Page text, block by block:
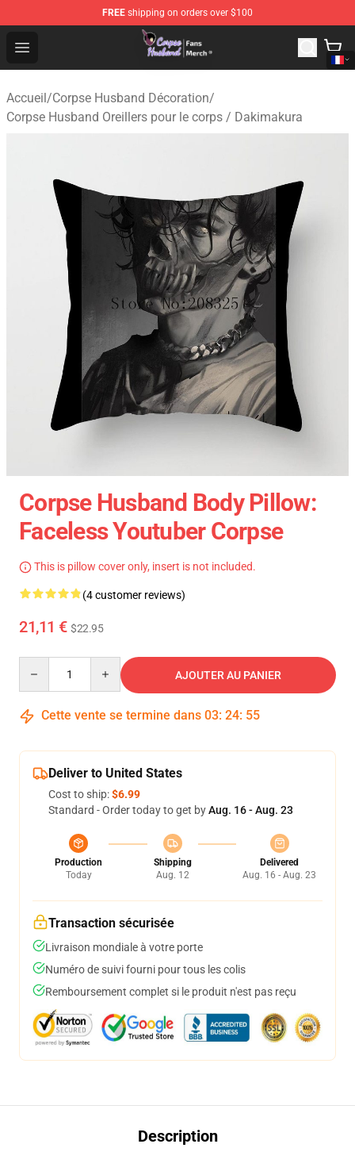
FREE shipping on orders over $100
Open menu
Corpse Husband Store - Official Corpse Husband
Accueil/Corpse Husband Décoration/
Corpse Husband Oreillers pour le corps / Dakimakura
Corpse Husband Body Pillow:
Faceless Youtuber Corpse
This is pillow cover only, insert is not included.
(4 customer reviews)
21,11 € $22.95
AJOUTER AU PANIER
Cette vente se termine dans 03: 24: 55
Deliver to United States
Cost to ship:$6.99
Standard - Order today to get byAug. 16 - Aug. 23
Production
Today
Shipping
Aug. 12
Delivered
Aug. 16 - Aug. 23
Transaction sécurisée
Livraison mondiale à votre porte
Numéro de suivi fourni pour tous les colis
Remboursement complet si le produit n'est pas reçu
Description